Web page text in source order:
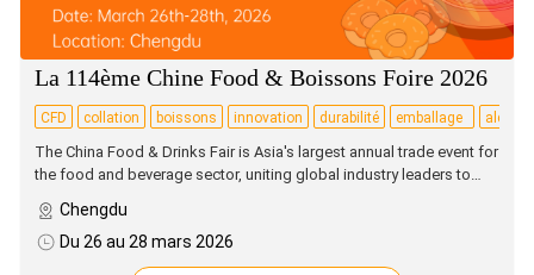
La 114ème Chine Food & Boissons Foire 2026
CFD collation boissons innovation durabilité
emballage
alimentaire
alcool
The China Food & Drinks Fair is Asia's largest annual trade event for
the food and beverage sector, uniting global industry leaders to
China's dynamic market.
Chengdu
Du 26 au 28 mars 2026